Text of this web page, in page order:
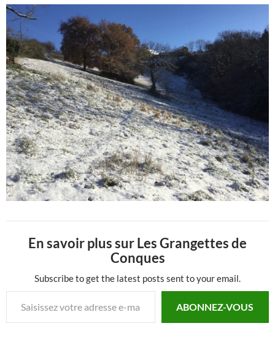
En savoir plus sur Les Grangettes de
Conques
Subscribe to get the latest posts sent to your email.
Saisissez votre adresse e-mail…
ABONNEZ-VOUS